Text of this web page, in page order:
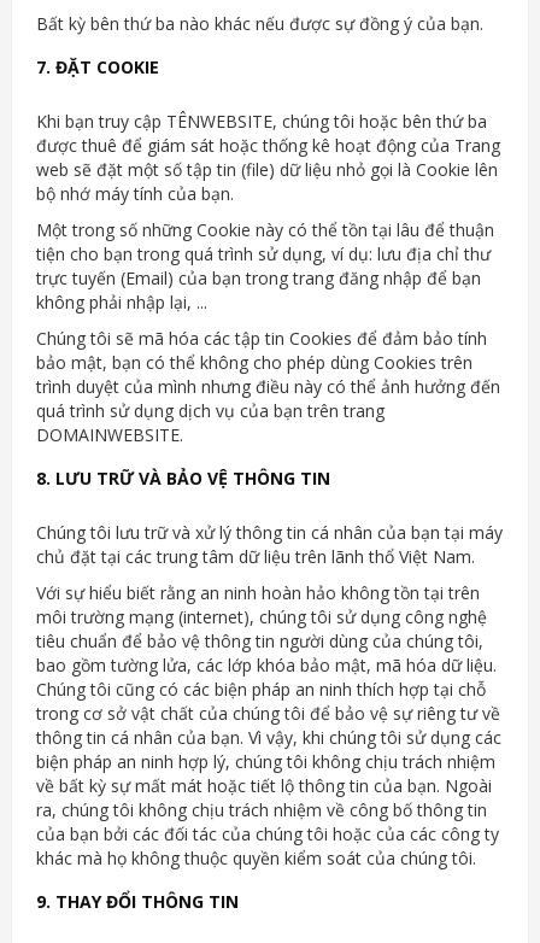
Bất kỳ bên thứ ba nào khác nếu được sự đồng ý của bạn.
7. ĐẶT COOKIE
Khi bạn truy cập TÊNWEBSITE, chúng tôi hoặc bên thứ ba
được thuê để giám sát hoặc thống kê hoạt động của Trang
web sẽ đặt một số tập tin (file) dữ liệu nhỏ gọi là Cookie lên
bộ nhớ máy tính của bạn.
Một trong số những Cookie này có thể tồn tại lâu để thuận
tiện cho bạn trong quá trình sử dụng, ví dụ: lưu địa chỉ thư
trực tuyến (Email) của bạn trong trang đăng nhập để bạn
không phải nhập lại, ...
Chúng tôi sẽ mã hóa các tập tin Cookies để đảm bảo tính
bảo mật, bạn có thể không cho phép dùng Cookies trên
trình duyệt của mình nhưng điều này có thể ảnh hưởng đến
quá trình sử dụng dịch vụ của bạn trên trang
DOMAINWEBSITE.
8. LƯU TRỮ VÀ BẢO VỆ THÔNG TIN
Chúng tôi lưu trữ và xử lý thông tin cá nhân của bạn tại máy
chủ đặt tại các trung tâm dữ liệu trên lãnh thổ Việt Nam.
Với sự hiểu biết rằng an ninh hoàn hảo không tồn tại trên
môi trường mạng (internet), chúng tôi sử dụng công nghệ
tiêu chuẩn để bảo vệ thông tin người dùng của chúng tôi,
bao gồm tường lửa, các lớp khóa bảo mật, mã hóa dữ liệu.
Chúng tôi cũng có các biện pháp an ninh thích hợp tại chỗ
trong cơ sở vật chất của chúng tôi để bảo vệ sự riêng tư về
thông tin cá nhân của bạn. Vì vậy, khi chúng tôi sử dụng các
biện pháp an ninh hợp lý, chúng tôi không chịu trách nhiệm
về bất kỳ sự mất mát hoặc tiết lộ thông tin của bạn. Ngoài
ra, chúng tôi không chịu trách nhiệm về công bố thông tin
của bạn bởi các đối tác của chúng tôi hoặc của các công ty
khác mà họ không thuộc quyền kiểm soát của chúng tôi.
9. THAY ĐỔI THÔNG TIN